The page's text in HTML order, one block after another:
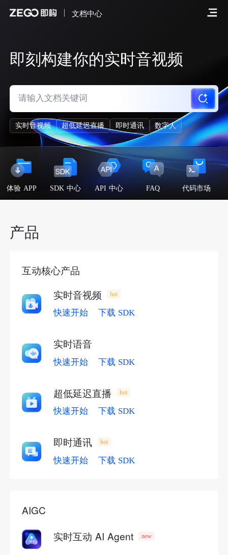
文档中心
即刻构建你的实时音视频
实时音视频 超低延迟直播 即时通讯 数字人
体验 APP SDK 中心 API 中心 FAQ 代码市场
产品
互动核心产品
实时音视频
hot
快速开始 下载 SDK
实时语音
快速开始 下载 SDK
超低延迟直播 hot
快速开始 下载 SDK
即时通讯 hot
快速开始 下载 SDK
AIGC
实时互动 AI Agent
new